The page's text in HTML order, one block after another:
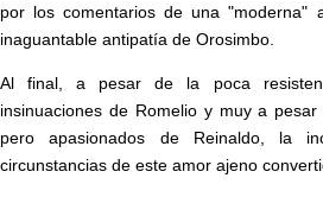
por los comentarios de una "moderna"
inaguantable antipatía de Orosimbo.
Al final, a pesar de la poca
insinuaciones de Romelio y muy a
pero apasionados de Reinaldo, la
circunstancias de este amor ajeno